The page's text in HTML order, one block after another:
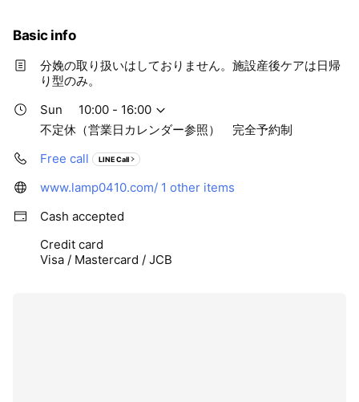
Basic info
分娩の取り扱いはしておりません。施設産後ケアは日帰
り型のみ。
Sun
10:00 - 16:00
不定休（営業日カレンダー参照） 完全予約制
Free call
LINE Call
www.lamp0410.com/ 1 other items
Cash accepted
Credit card
Visa / Mastercard / JCB